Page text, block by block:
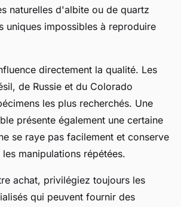
naturelles d'albite ou de quartz
uniques impossibles à reproduire
directement la qualité. Les
de Russie et du Colorado
les plus recherchés. Une
présente également une certaine
se raye pas facilement et conserve
manipulations répétées.
achat, privilégiez toujours les
qui peuvent fournir des